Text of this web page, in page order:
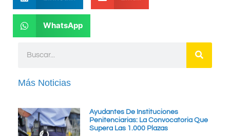
WhatsApp
Más Noticias
Ayudantes De Instituciones
Penitenciarias: La Convocatoria Que
Supera Las 1.000 Plazas